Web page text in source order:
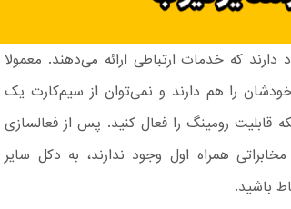
دارند که خدمات ارتباطی ارائه می‌دهند. معمولا
را هم دارند و نمی‌توان از سیم‌کارت یک
قابلیت رومینگ را فعال کنید. پس از فعالسازی
همراه اول وجود ندارند، به دکل سایر
باشید.